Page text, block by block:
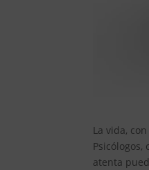
La vida,
atenta